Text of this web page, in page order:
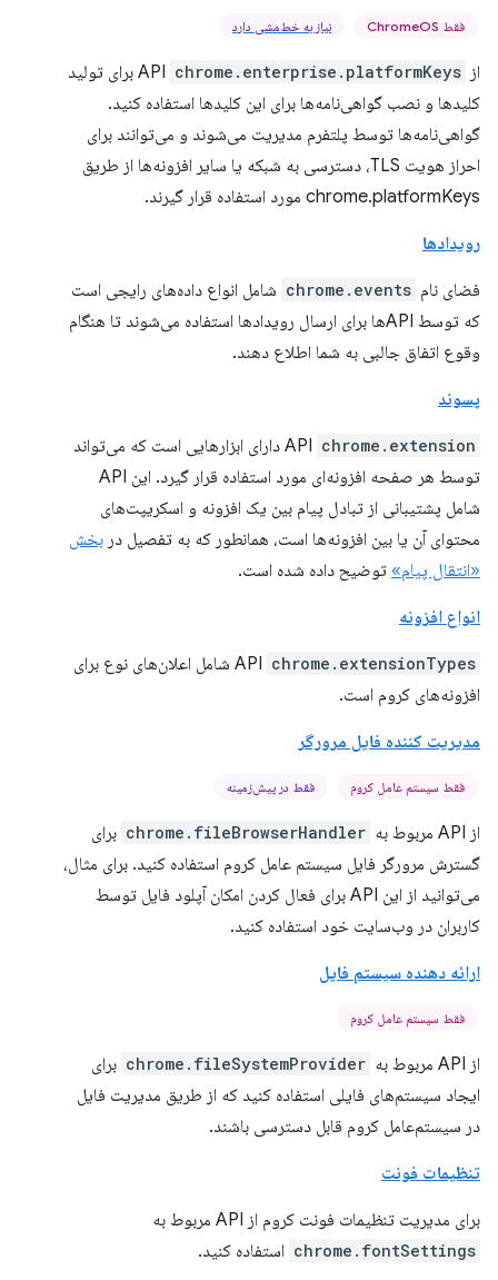
فقط ChromeOS نیاز به خط‌مشی دارد
از API chrome.enterprise.platformKeys
برای تولید
کلیدها و نصب گواهی‌نامه‌ها برای این کلیدها استفاده کنید.
گواهی‌نامه‌ها توسط پلتفرم مدیریت می‌شوند و می‌توانند برای
احراز هویت TLS، دسترسی به شبکه یا سایر افزونه‌ها از طریق
chrome.platformKeys مورد استفاده قرار گیرند.
رویدادها
فضای نام chrome.events شامل انواع داده‌های رایجی است
که توسط APIها برای ارسال رویدادها استفاده می‌شوند تا هنگام
وقوع اتفاق جالبی به شما اطلاع دهند.
پسوند
API chrome.extension
دارای ابزارهایی است که می‌تواند
توسط هر صفحه افزونه‌ای مورد استفاده قرار گیرد. این API
شامل پشتیبانی از تبادل پیام بین یک افزونه و اسکریپت‌های
محتوای آن یا بین افزونه‌ها است، همانطور که به تفصیل در بخش
«انتقال پیام» توضیح داده شده است.
انواع افزونه
API chrome.extensionTypes
شامل اعلان‌های نوع برای
افزونه‌های کروم است.
مدیریت کننده فایل مرورگر
فقط سیستم عامل کروم فقط در پیش‌زمینه
از API مربوط به chrome.fileBrowserHandler برای
گسترش مرورگر فایل سیستم عامل کروم استفاده کنید. برای مثال،
می‌توانید از این API برای فعال کردن امکان آپلود فایل توسط
کاربران در وب‌سایت خود استفاده کنید.
ارائه دهنده سیستم فایل
فقط سیستم عامل کروم
از API مربوط به chrome.fileSystemProvider برای
ایجاد سیستم‌های فایلی استفاده کنید که از طریق مدیریت فایل
در سیستم‌عامل کروم قابل دسترسی باشند.
تنظیمات فونت
برای مدیریت تنظیمات فونت کروم از API مربوط به
chrome.fontSettings استفاده کنید.